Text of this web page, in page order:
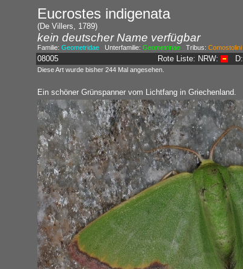
Eucrostes indigenata
(De Villers, 1789)
kein deutscher Name verfügbar
Familie: GeometridaeUnterfamilie: GeometrinaeTribus: Comostolini
08005 Rote Liste: NRW: D:
Diese Art wurde bisher 244 Mal angesehen.
Ein schöner Grünspanner vom Lichtfang in Griechenland.